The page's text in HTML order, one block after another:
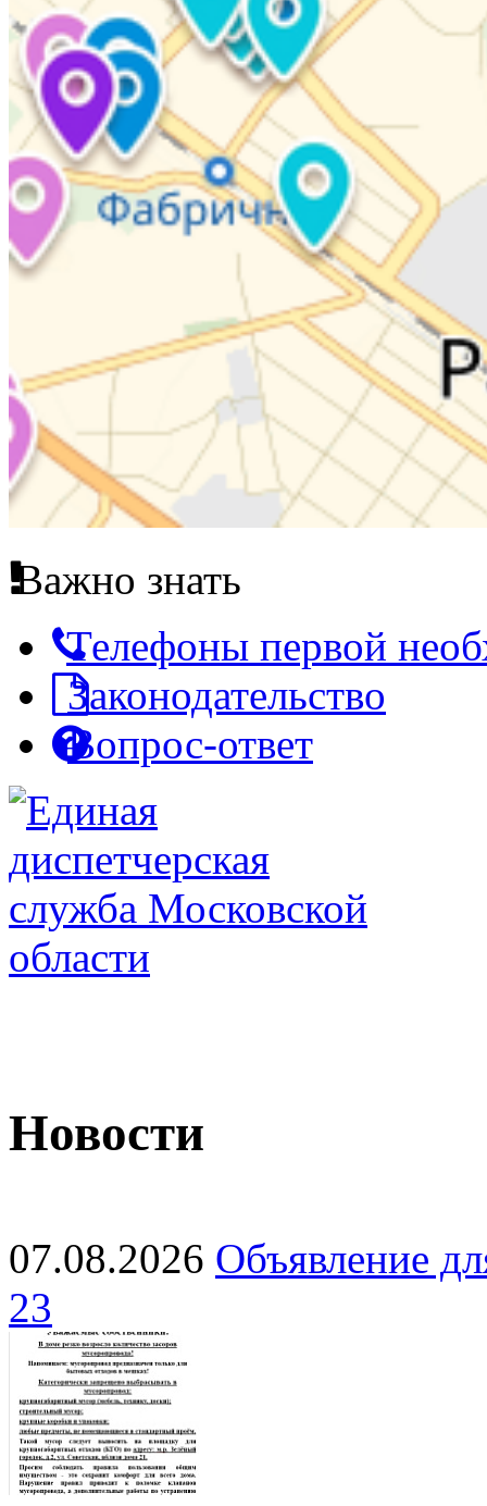
Важно знать
Телефоны первой
Законодательство
Вопрос-ответ
Новости
07.08.2026 Объявление
23